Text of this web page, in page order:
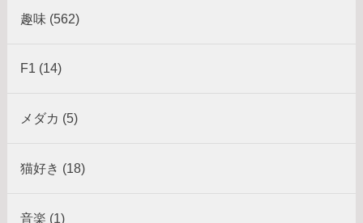
趣味 (562)
F1 (14)
メダカ (5)
猫好き (18)
音楽 (1)